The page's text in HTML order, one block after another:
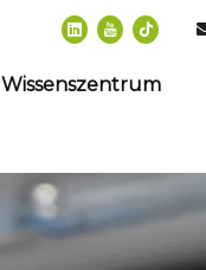
Wissenszentrum